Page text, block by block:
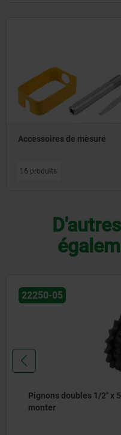
Accessoires de mesure
16 produits
22250-05
Pignons doubles 1/2" x
monter